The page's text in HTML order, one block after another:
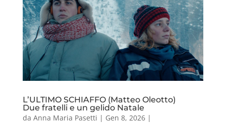
L’ULTIMO SCHIAFFO (Matteo Oleotto)
Due fratelli e un gelido Natale
da Anna Maria Pasetti | Gen 8, 2026|